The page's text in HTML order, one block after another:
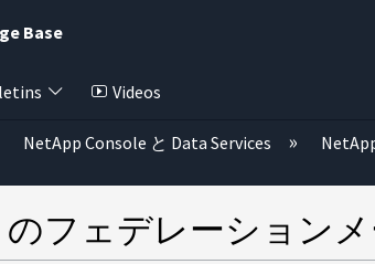
Base
Videos
開/折りたたむ
NetApp Console と Data Services
のフェデレーション